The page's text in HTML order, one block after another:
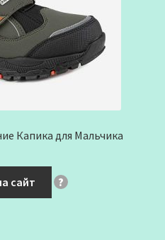
Капика для Мальчика
сайт
?